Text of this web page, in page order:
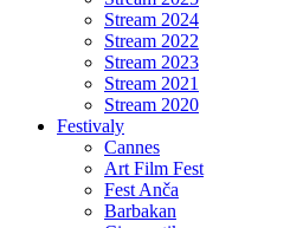
Stream 2024
Stream 2022
Stream 2023
Stream 2021
Stream 2020
Festivaly
Cannes
Art Film Fest
Fest Anča
Barbakan